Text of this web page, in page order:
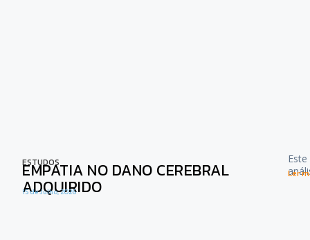
ESTUDOS
EMPATIA NO DANO CEREBRAL
ADQUIRIDO
15 de Julho, 2026
Ler